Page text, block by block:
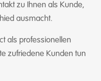
zu Ihnen als Kunde,
ausmacht.
als professionellen
zufriedene Kunden tun